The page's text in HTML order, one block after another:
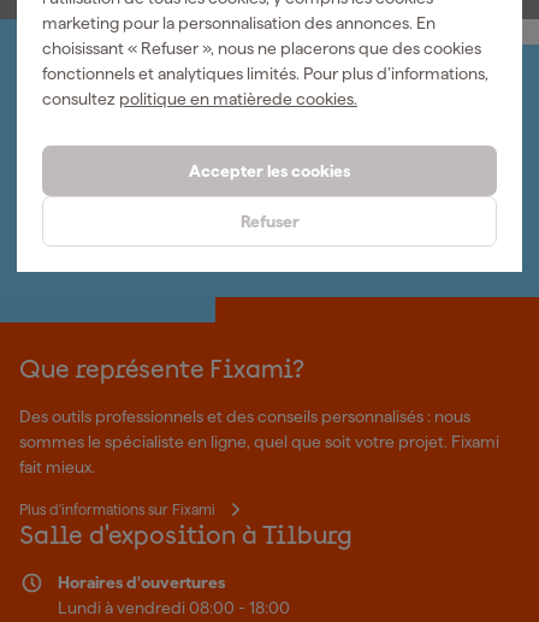
marketing pour la personnalisation des annonces. En
choisissant « Refuser », nous ne placerons que des cookies
fonctionnels et analytiques limités. Pour plus d’informations,
consultez politique en matièrede cookies.
Accepter les cookies
Refuser
Organisez-le vous-même
Connectez-vous et gérez vos commandes et vos
Abonnez-vous à la newsletter hebdomadaire
Nous nous ferons un plaisir de vous aider. Contactez l'un
Que représente Fixami?
Des outils professionnels et des conseils personnalisés : nous
sommes le spécialiste en ligne, quel que soit votre projet. Fixami
fait mieux.
Plus d'informations sur Fixami
Salle d'exposition à Tilburg
Horaires d'ouvertures
Lundi à vendredi 08:00 - 18:00